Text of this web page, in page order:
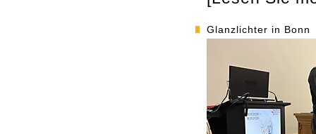
Glanzlichter in Bonn